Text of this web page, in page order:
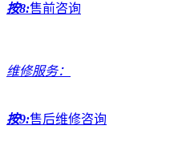
按8:售前咨询
维修服务：
按9:售后维修咨询